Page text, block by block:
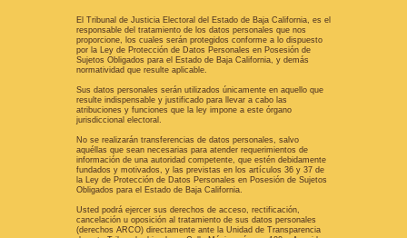
El Tribunal de Justicia Electoral del Estado de Baja California, es el
responsable del tratamiento de los datos personales que nos
proporcione, los cuales serán protegidos conforme a lo dispuesto
por la Ley de Protección de Datos Personales en Posesión de
Sujetos Obligados para el Estado de Baja California, y demás
normatividad que resulte aplicable.
Sus datos personales serán utilizados únicamente en aquello que
resulte indispensable y justificado para llevar a cabo las
atribuciones y funciones que la ley impone a este órgano
jurisdiccional electoral.
No se realizarán transferencias de datos personales, salvo
aquéllas que sean necesarias para atender requerimientos de
información de una autoridad competente, que estén debidamente
fundados y motivados, y las previstas en los artículos 36 y 37 de
la Ley de Protección de Datos Personales en Posesión de Sujetos
Obligados para el Estado de Baja California.
Usted podrá ejercer sus derechos de acceso, rectificación,
cancelación u oposición al tratamiento de sus datos personales
(derechos ARCO) directamente ante la Unidad de Transparencia